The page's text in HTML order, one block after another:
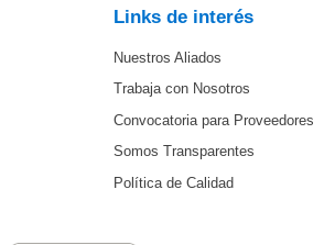
Links de interés
Nuestros Aliados
Trabaja con Nosotros
Convocatoria para Proveedores
Somos Transparentes
Política de Calidad